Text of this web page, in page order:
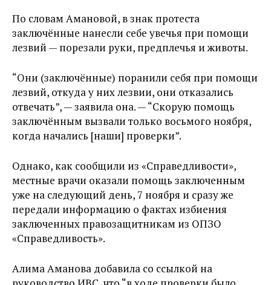
По словам Амановой, в знак протеста
заключённые нанесли себе увечья при помощи
лезвий — порезали руки, предплечья и животы.
“Они (заключённые) поранили себя при помощи
лезвий, откуда у них лезвии, они отказались
отвечать”, — заявила она. — “Скорую помощь
заключённым вызвали только восьмого ноября,
когда начались [наши] проверки”.
Однако, как сообщили из «Справедливости»,
местные врачи оказали помощь заключенным
уже на следующий день, 7 ноября и сразу же
передали информацию о фактах избиения
заключенных правозащитникам из ОПЗО
«Справедливость».
Алима Аманова добавила со ссылкой на